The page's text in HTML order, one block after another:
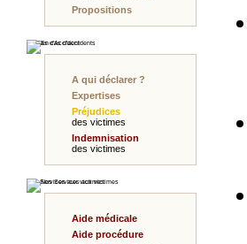
Propositions
En Cas d'Accident
A qui déclarer ?
Expertises
Préjudices
des victimes
Indemnisation
des victimes
Nos Services aux victimes
Aide médicale
Aide procédure